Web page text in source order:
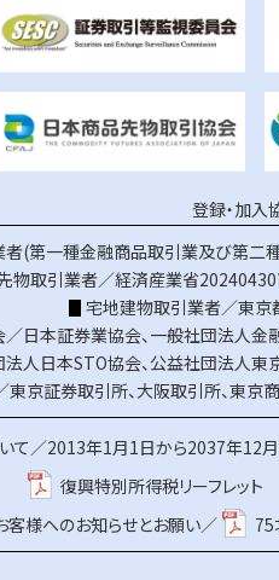
登録・加入
(第一種金融商品取引業及び第二
物取引業者／経済産業省
宅地建物取引業者／東京
／日本証券業協会、 一般社団法人金
法人日本STO協会、 公益社団法人東
東京証券取引所、大阪取引所、東京
て／2013年1月1日から2037年12月
復興特別所得税リーフレット
客様へのお知らせとお願い／
75